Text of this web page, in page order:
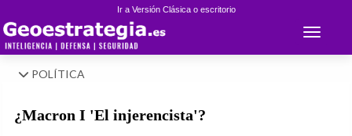
Ir a Versión Clásica o escritorio
Toggle
POLÍTICA
¿Macron I 'El injerencista'?